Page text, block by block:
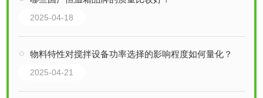
2025-04-18
物料特性对搅拌设备功率选择的影响程度如何量化？
2025-04-21